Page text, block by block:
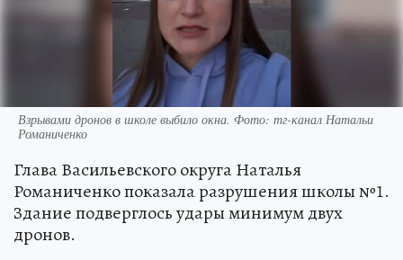
Взрывами дронов в школе выбило окна. Фото: тг-канал Натальи
Романиченко
Глава Васильевского округа Наталья
Романиченко показала разрушения школы №1.
Здание подверглось удары минимум двух
дронов.